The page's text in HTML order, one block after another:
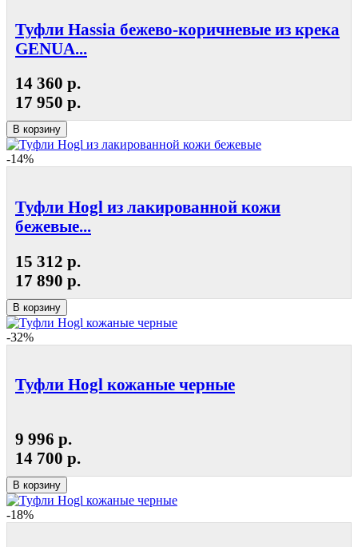
Туфли Hassia бежево-коричневые из крека
GENUA...
14 360 р.
17 950 р.
В корзину
-14%
Туфли Hogl из лакированной кожи
бежевые...
15 312 р.
17 890 р.
В корзину
-32%
Туфли Hogl кожаные черные
9 996 р.
14 700 р.
В корзину
-18%